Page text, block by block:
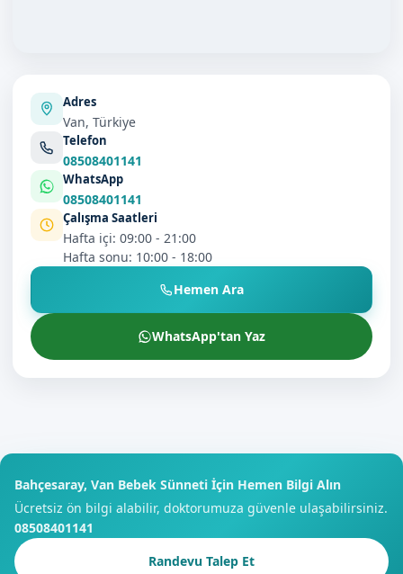
Adres
Van, Türkiye
Telefon
08508401141
WhatsApp
08508401141
Çalışma Saatleri
Hafta içi: 09:00 - 21:00
Hafta sonu: 10:00 - 18:00
Hemen Ara
WhatsApp'tan Yaz
Bahçesaray, Van Bebek Sünneti İçin Hemen Bilgi Alın
Ücretsiz ön bilgi alabilir, doktorumuza güvenle ulaşabilirsiniz.
08508401141
Randevu Talep Et